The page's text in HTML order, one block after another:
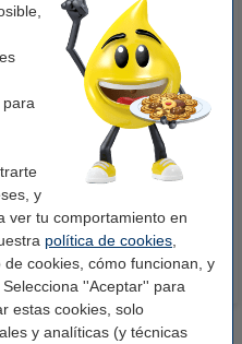
y
ver tu comportamiento en
política de cookies
cookies, cómo funcionan, y
''Aceptar'' para
estas cookies, solo
y analíticas (y técnicas
123tinta Pilas Alcalinas Xtreme
Power AA - LR06 - MN1500 - 24
unidades